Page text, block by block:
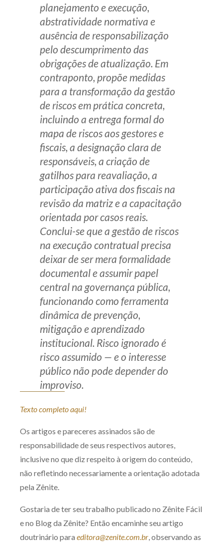
planejamento e execução,
abstratividade normativa e
ausência de responsabilização
pelo descumprimento das
obrigações de atualização. Em
contraponto, propõe medidas
para a transformação da gestão
de riscos em prática concreta,
incluindo a entrega formal do
mapa de riscos aos gestores e
fiscais, a designação clara de
responsáveis, a criação de
gatilhos para reavaliação, a
participação ativa dos fiscais na
revisão da matriz e a capacitação
orientada por casos reais.
Conclui-se que a gestão de riscos
na execução contratual precisa
deixar de ser mera formalidade
documental e assumir papel
central na governança pública,
funcionando como ferramenta
dinâmica de prevenção,
mitigação e aprendizado
institucional. Risco ignorado é
risco assumido — e o interesse
público não pode depender do
improviso.
Texto completo aqui!
Os artigos e pareceres assinados são de
responsabilidade de seus respectivos autores,
inclusive no que diz respeito à origem do conteúdo,
não refletindo necessariamente a orientação adotada
pela Zênite.
Gostaria de ter seu trabalho publicado no Zênite Fácil
e no Blog da Zênite? Então encaminhe seu artigo
doutrinário para editora@zenite.com.br , observando as